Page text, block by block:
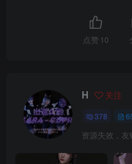
点赞 10
H 关注
378
资源失效，友